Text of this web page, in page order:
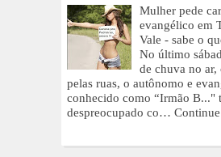
Mulher pede
evangélico em
Vale - sabe o
No último
de chuva no
pelas ruas, o autônomo e
conhecido como “Irmão B..."
despreocupado co…